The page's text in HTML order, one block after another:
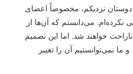
دوستان نزدیکم، مخصوصاً اعضای
نکرده‌ام. می‌دانستم که آن‌ها از
خواهند شد. اما این تصمیم
ما نمی‌توانستیم آن را تغییر